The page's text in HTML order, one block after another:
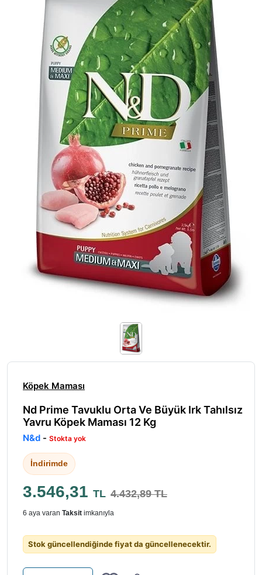
Köpek Maması
Nd Prime Tavuklu Orta Ve Büyük Irk Tahılsız
Yavru Köpek Maması 12 Kg
N&d - Stokta yok
İndirimde
3.546,31 TL 4.432,89 TL
6 aya varan Taksit imkanıyla
Stok güncellendiğinde fiyat da güncellenecektir.